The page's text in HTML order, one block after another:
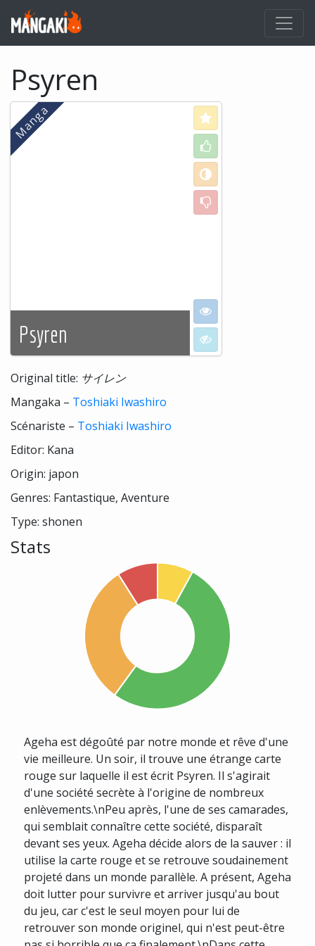
Psyren
Psyren
Love
Like
Neutral
Dislike
I want to see
I don't want to see
Original title: サイレン
Mangaka – Toshiaki Iwashiro
Scénariste – Toshiaki Iwashiro
Editor: Kana
Origin: japon
Genres: Fantastique, Aventure
Type: shonen
Stats
Ageha est dégoûté par notre monde et rêve d'une
vie meilleure. Un soir, il trouve une étrange carte
rouge sur laquelle il est écrit Psyren. Il s'agirait
d'une société secrète à l'origine de nombreux
enlèvements.\nPeu après, l'une de ses camarades,
qui semblait connaître cette société, disparaît
devant ses yeux. Ageha décide alors de la sauver : il
utilise la carte rouge et se retrouve soudainement
projeté dans un monde parallèle. A présent, Ageha
doit lutter pour survivre et arriver jusqu'au bout
du jeu, car c'est le seul moyen pour lui de
retrouver son monde originel, qui n'est peut-être